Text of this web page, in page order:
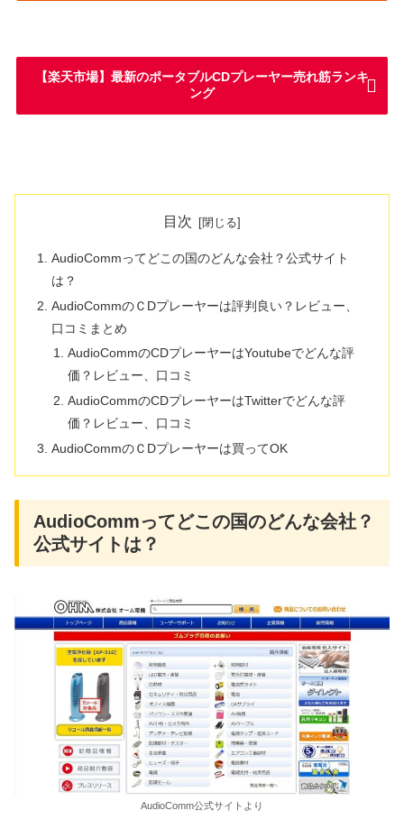
【楽天市場】最新のポータブルCDプレーヤー売れ筋ランキ
ング
目次
AudioCommってどこの国のどんな会社？公式サイト
は？
AudioCommのＣDプレーヤーは評判良い？レビュー、
口コミまとめ
AudioCommのCDプレーヤーはYoutubeでどんな評
価？レビュー、口コミ
AudioCommのCDプレーヤーはTwitterでどんな評
価？レビュー、口コミ
AudioCommのＣDプレーヤーは買ってOK
AudioCommってどこの国のどんな会社？
公式サイトは？
AudioComm公式サイトより